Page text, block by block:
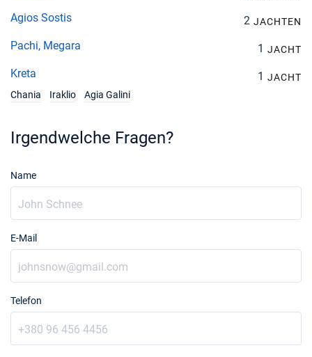
Agios Sostis 2 JACHTEN
Pachi, Megara 1 JACHT
Kreta 1 JACHT
Chania
Iraklio Agia Galini
Irgendwelche Fragen?
Name
E-Mail
Telefon